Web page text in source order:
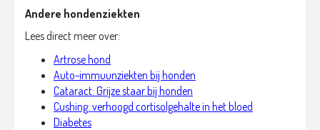
Andere hondenziekten
Lees direct meer over:
Artrose hond
Auto-immuunziekten bij honden
Cataract: Grijze staar bij honden
Cushing: verhoogd cortisolgehalte in het bloed
Diabetes